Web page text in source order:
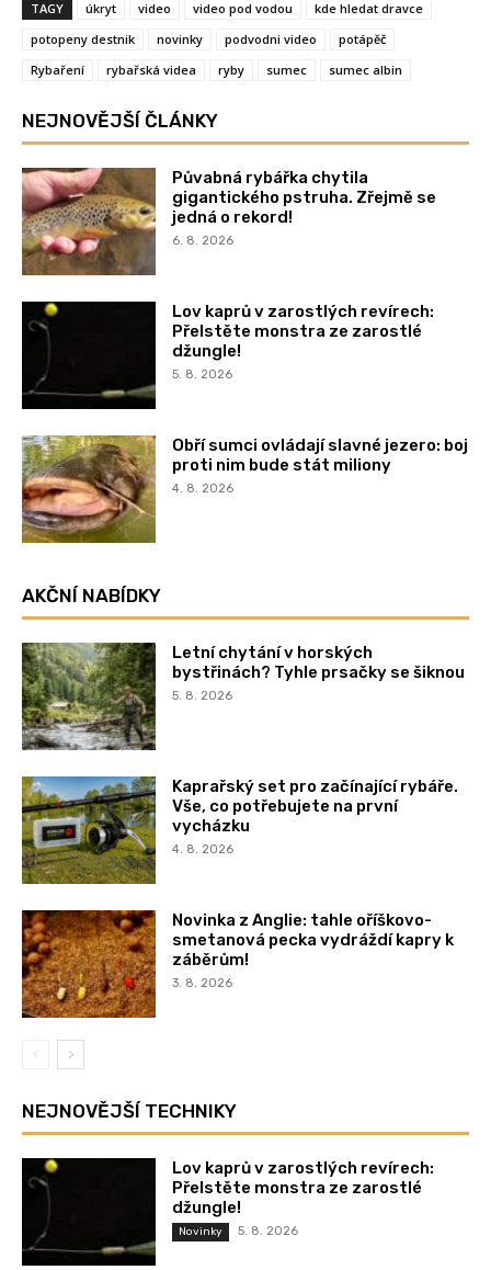
TAGY úkryt video video pod vodou
kde hledat dravce
potopeny destnik
novinky podvodni video
potápěč
Rybaření
rybařská videa ryby sumec sumec albin
NEJNOVĚJŠÍ ČLÁNKY
Půvabná rybářka chytila
gigantického pstruha. Zřejmě se
jedná o rekord!
6. 8. 2026
Lov kaprů v zarostlých revírech:
Přelstěte monstra ze zarostlé
džungle!
5. 8. 2026
Obří sumci ovládají slavné jezero: boj
proti nim bude stát miliony
4. 8. 2026
AKČNÍ NABÍDKY
Letní chytání v horských
bystřinách? Tyhle prsačky se šiknou
5. 8. 2026
Kaprařský set pro začínající rybáře.
Vše, co potřebujete na první
vycházku
4. 8. 2026
Novinka z Anglie: tahle oříškovo-
smetanová pecka vydráždí kapry k
záběrům!
3. 8. 2026
NEJNOVĚJŠÍ TECHNIKY
Lov kaprů v zarostlých revírech:
Přelstěte monstra ze zarostlé
džungle!
Novinky 5. 8. 2026